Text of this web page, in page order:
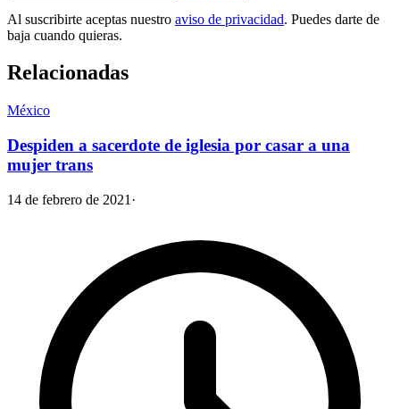
Al suscribirte aceptas nuestro aviso de privacidad. Puedes darte de
baja cuando quieras.
Relacionadas
México
Despiden a sacerdote de iglesia por casar a una
mujer trans
14 de febrero de 2021 ·